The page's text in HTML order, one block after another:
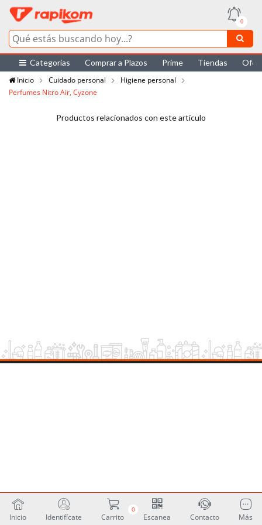
0
Categorías Comprar a Plazos Prime Tiendas
Inicio
Cuidado personal
Higiene personal
Perfumes Nitro Air, Cyzone
Productos relacionados con este artículo
Inicio Identifícate
0
Carrito Escanea Contacto Más